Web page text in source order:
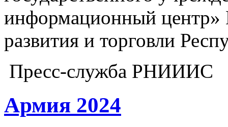
информационный центр»
развития и торговли
Пресс-служба РНИИИС
Армия 2024